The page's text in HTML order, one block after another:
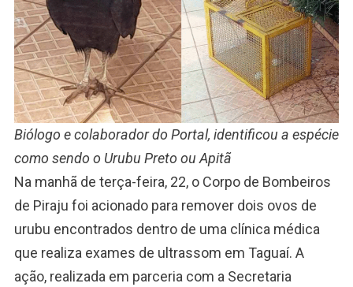
Biólogo e colaborador do Portal, identificou a espécie
como sendo o Urubu Preto ou Apitã
Na manhã de terça-feira, 22, o Corpo de Bombeiros
de Piraju foi acionado para remover dois ovos de
urubu encontrados dentro de uma clínica médica
que realiza exames de ultrassom em Taguaí. A
ação, realizada em parceria com a Secretaria